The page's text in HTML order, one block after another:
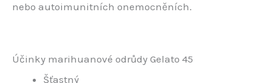
nebo autoimunitních onemocněních.
Účinky marihuanové odrůdy Gelato 45
Šťastný